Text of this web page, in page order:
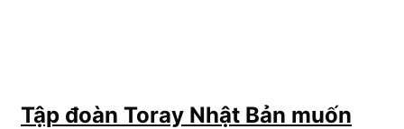
Tập đoàn Toray Nhật Bản muốn